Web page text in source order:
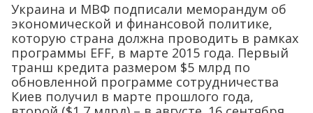
Украина и МВФ подписали меморандум об
экономической и финансовой политике,
которую страна должна проводить в рамках
программы EFF, в марте 2015 года. Первый
транш кредита размером $5 млрд по
обновленной программе сотрудничества
Киев получил в марте прошлого года,